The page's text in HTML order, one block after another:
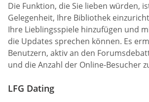
Die Funktion, die Sie lieben würden,
Gelegenheit, Ihre Bibliothek
Ihre Lieblingsspiele hinzufügen und
die Updates sprechen können. Es
Benutzern, aktiv an den
und die Anzahl der Online-Besucher
LFG Dating